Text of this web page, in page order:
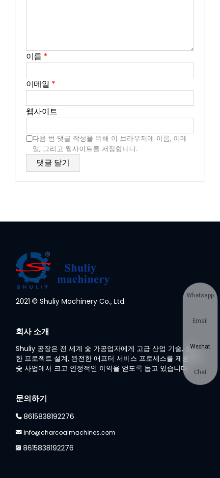
이름 *
이메일 *
웹사이트
다음 번 댓글 작성을 위해 이 브라우저에 이름, 이메
일, 그리고 웹사이트를 저장합니다.
2021 © Shuliy Machinery Co., Ltd.
회사 소개
Shuliy 공장은 전 세계 숯 가공업자에게 고급 산업 기술, 성숙
한 프로젝트 설계, 완전한 애프터 서비스 프로세스를 제공하여
숯 사업에서 크고 안정적인 이익을 얻도록 돕고 있습니다.
문의하기
8615838192276
info@charcoalmachines.com
8615838192276
Whatsapp
Email
Wechat
Chat